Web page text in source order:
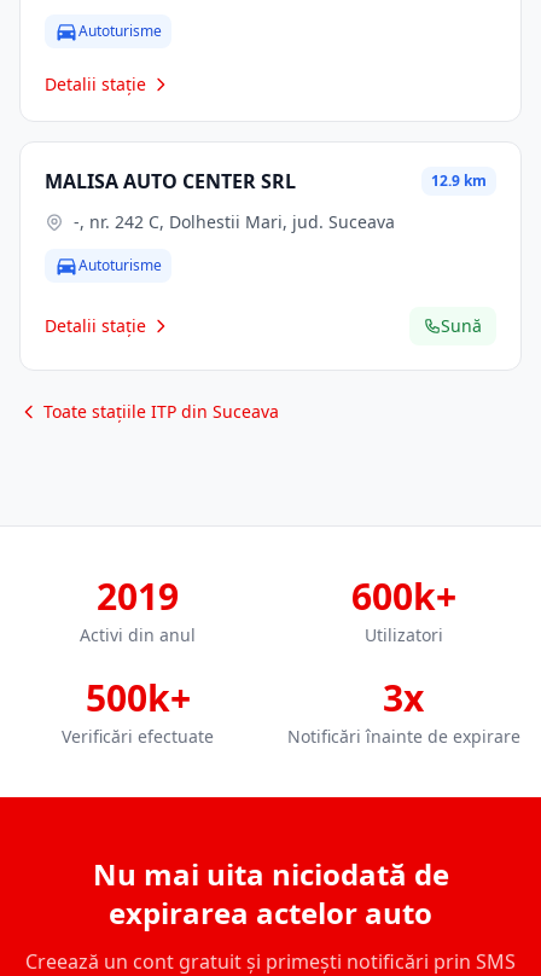
Autoturisme
Detalii stație
MALISA AUTO CENTER SRL 12.9 km
-, nr. 242 C, Dolhestii Mari, jud. Suceava
Autoturisme
Detalii stație Sună
Toate stațiile ITP din Suceava
2019
Activi din anul
600k+
Utilizatori
500k+
Verificări efectuate
3x
Notificări înainte de expirare
Nu mai uita niciodată de
expirarea actelor auto
Creează un cont gratuit și primești notificări prin SMS